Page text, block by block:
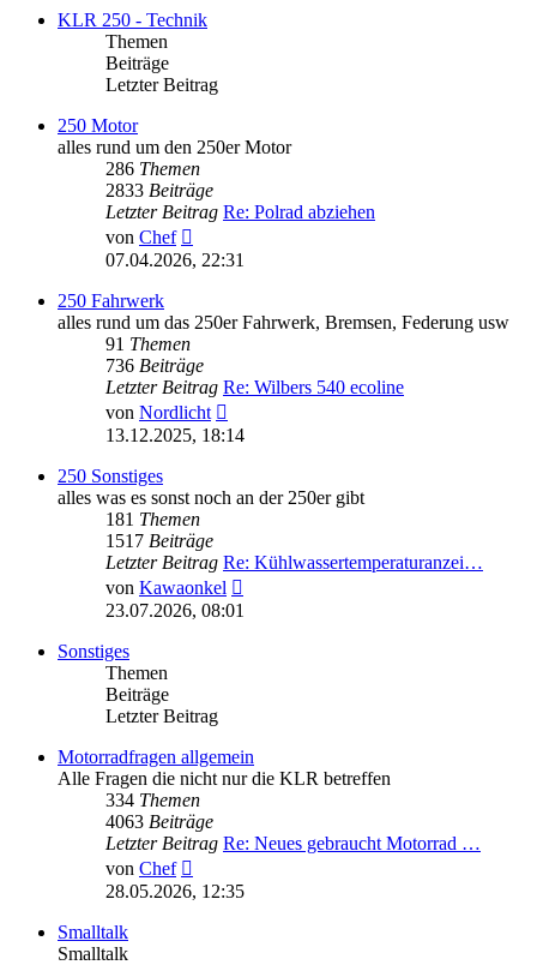
KLR 250 - Technik
Themen
Beiträge
Letzter Beitrag
250 Motor
alles rund um den 250er Motor
286 Themen
2833 Beiträge
Letzter Beitrag Re: Polrad abziehen
von Chef
Beitrag
07.04.2026, 22:31
250 Fahrwerk
alles rund um das 250er Fahrwerk, Bremsen, Federung usw
91 Themen
736 Beiträge
Letzter Beitrag Re: Wilbers 540 ecoline
von Nordlicht
Beitrag
13.12.2025, 18:14
250 Sonstiges
alles was es sonst noch an der 250er gibt
181 Themen
1517 Beiträge
Letzter Beitrag Re: Kühlwassertemperaturanzei…
von Kawaonkel
23.07.2026, 08:01
Sonstiges
Themen
Beiträge
Letzter Beitrag
Motorradfragen allgemein
Alle Fragen die nicht nur die KLR betreffen
334 Themen
4063 Beiträge
Letzter Beitrag Re: Neues gebraucht Motorrad …
von Chef
Beitrag
28.05.2026, 12:35
Smalltalk
Smalltalk